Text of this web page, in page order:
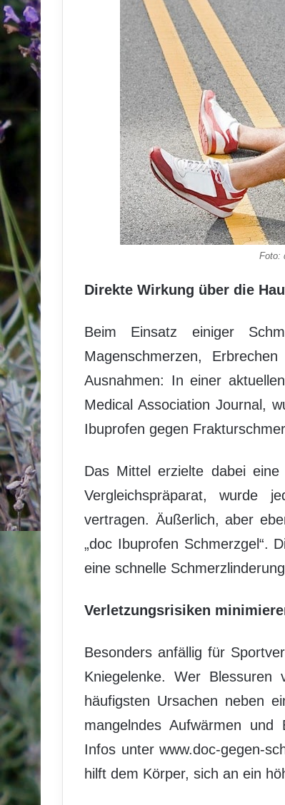
Foto:
Direkte Wirkung über die
Beim Einsatz einiger
Magenschmerzen,
Ausnahmen: In einer
Medical Association Journal,
Ibuprofen gegen
Das Mittel erzielte dabei
Vergleichspräparat, wurde
vertragen. Äußerlich, aber
„doc Ibuprofen Schmerzgel“.
eine schnelle
Verletzungsrisiken
Besonders anfällig für
Kniegelenke. Wer
häufigsten Ursachen neben
mangelndes Aufwärmen und
Infos unter www.doc-gegen-
hilft dem Körper, sich an ein